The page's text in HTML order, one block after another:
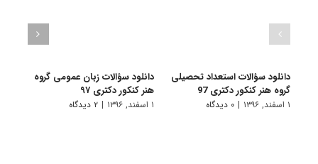
دانلود سؤالات استعداد تحصیلی
گروه هنر کنکور دکتری 97
۱ اسفند, ۱۳۹۶ | ۰ دیدگاه
دانلود سؤالات زبان عمومی گروه
هنر کنکور دکتری ۹۷
۱ اسفند, ۱۳۹۶ | ۲ دیدگاه